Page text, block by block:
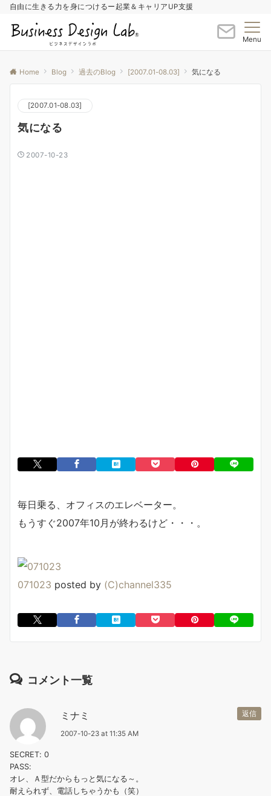
自由に生きる力を身につけるー起業＆キャリアUP支援
Menu
Home Blog 過去のBlog [2007.01-08.03] 気になる
[2007.01-08.03]
気になる
2007-10-23
毎日乗る、オフィスのエレベーター。
もうすぐ2007年10月が終わるけど・・・。
071023 posted by (C)channel335
コメント一覧
返信
ミナミ
2007-10-23 at 11:35 AM
SECRET: 0
PASS:
オレ、Ａ型だからもっと気になる～。
耐えられず、電話しちゃうかも（笑）